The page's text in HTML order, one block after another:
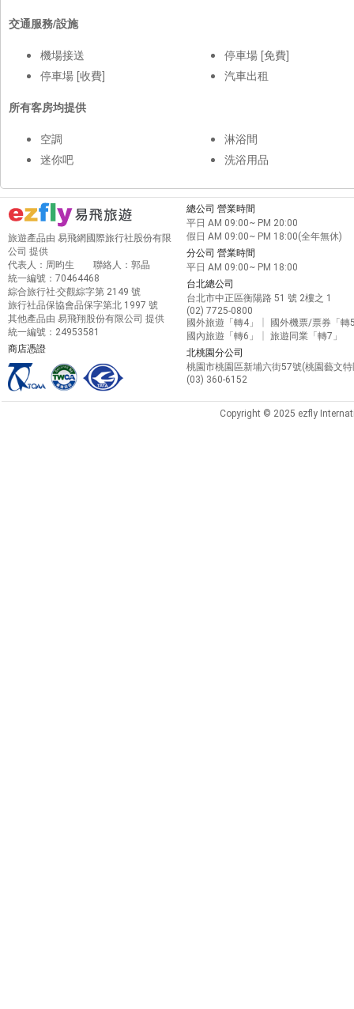
交通服務/設施
機場接送
停車場 [收費]
停車場 [免費]
汽車出租
所有客房均提供
空調
迷你吧
淋浴間
洗浴用品